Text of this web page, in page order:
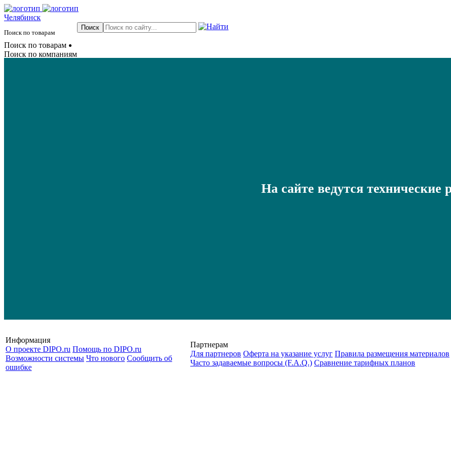
Челябинск
Поиск по товарам
Поиск по товарам
Поиск по компаниям
На сайте ведутся технические
Информация
О проекте DIPO.ru Помощь по DIPO.ru
Возможности системы Что нового Сообщить об
ошибке
Партнерам
Для партнеров Оферта на указание услуг Правила размещения материалов
Часто задаваемые вопросы (F.A.Q.) Cравнение тарифных планов